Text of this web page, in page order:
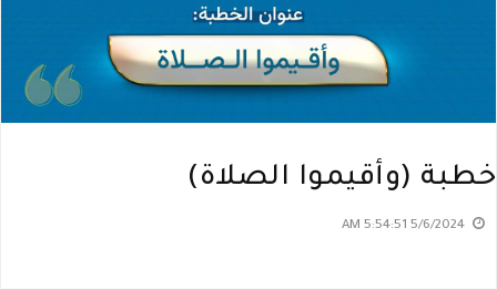
خطبة (وأقيموا الصلاة)
5/6/2024 5:54:51 AM